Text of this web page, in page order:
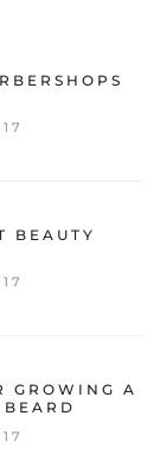
BEAUTY
GROWING A